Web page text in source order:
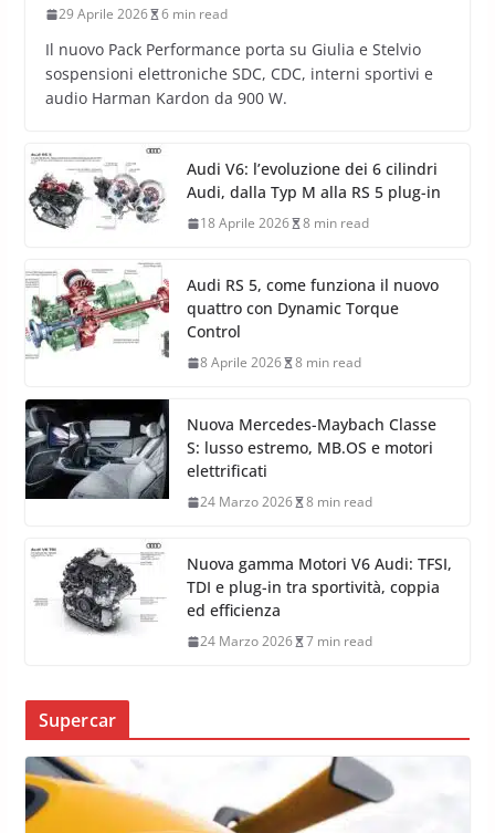
29 Aprile 2026 6 min read
Il nuovo Pack Performance porta su Giulia e Stelvio
sospensioni elettroniche SDC, CDC, interni sportivi e
audio Harman Kardon da 900 W.
Audi V6: l’evoluzione dei 6 cilindri
Audi, dalla Typ M alla RS 5 plug-in
18 Aprile 2026 8 min read
Audi RS 5, come funziona il nuovo
quattro con Dynamic Torque
Control
8 Aprile 2026 8 min read
Nuova Mercedes-Maybach Classe
S: lusso estremo, MB.OS e motori
elettrificati
24 Marzo 2026 8 min read
Nuova gamma Motori V6 Audi: TFSI,
TDI e plug-in tra sportività, coppia
ed efficienza
24 Marzo 2026 7 min read
Supercar